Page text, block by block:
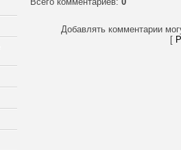
Добавлять комментарии
[